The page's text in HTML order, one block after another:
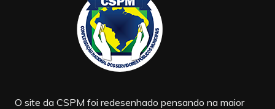
O site da CSPM foi redesenhado pensando na maior